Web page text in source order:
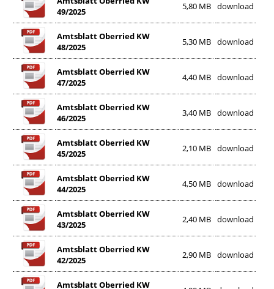
49/2025
5,80 MB download
Amtsblatt Oberried KW
48/2025
5,30 MB download
Amtsblatt Oberried KW
47/2025
4,40 MB download
Amtsblatt Oberried KW
46/2025
3,40 MB download
Amtsblatt Oberried KW
45/2025
2,10 MB download
Amtsblatt Oberried KW
44/2025
4,50 MB download
Amtsblatt Oberried KW
43/2025
2,40 MB download
Amtsblatt Oberried KW
42/2025
2,90 MB download
Amtsblatt Oberried KW